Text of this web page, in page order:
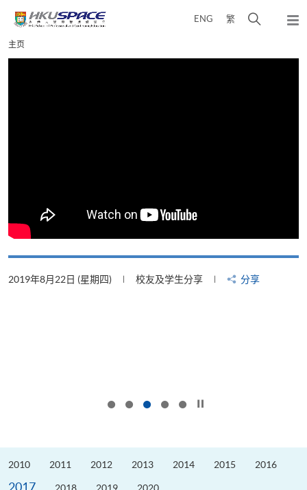
content
ENG 繁
弹
Main
content
主页
2019年8月22日 (星期四) 校友及学生分享 分享
2010 2011 2012 2013 2014 2015 2016
2017 2018 2019 2020